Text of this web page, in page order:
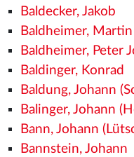
Baldecker, Jakob
Baldheimer, Martin
Baldheimer, Peter
Baldinger, Konrad
Baldung, Johann
Balinger, Johann
Bann, Johann
Bannstein, Johann